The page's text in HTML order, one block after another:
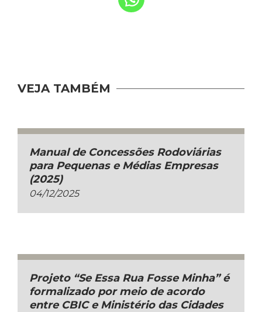
VEJA TAMBÉM
Manual de Concessões Rodoviárias
para Pequenas e Médias Empresas
(2025)
04/12/2025
Projeto “Se Essa Rua Fosse Minha” é
formalizado por meio de acordo
entre CBIC e Ministério das Cidades